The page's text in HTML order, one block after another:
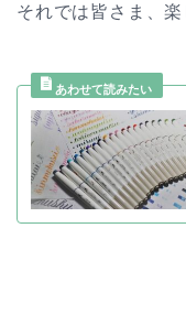
それでは皆さま、